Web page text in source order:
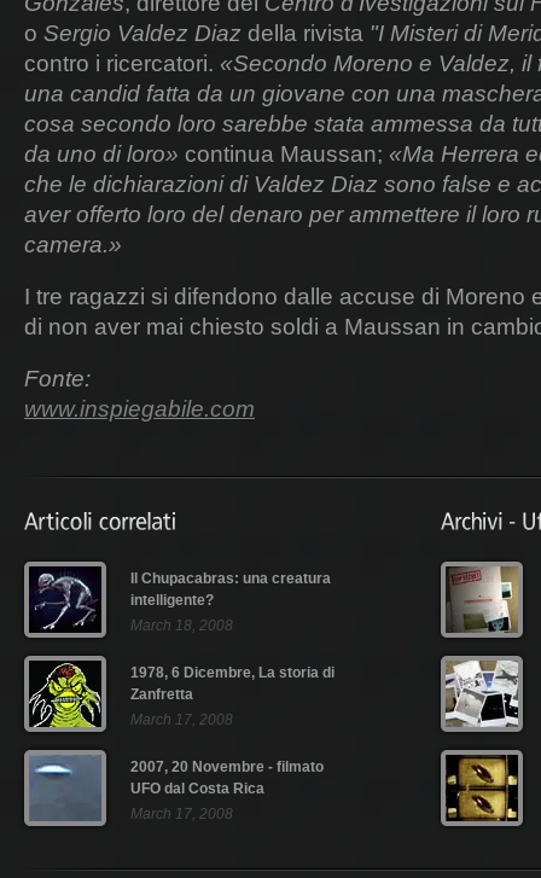
o Sergio Valdez Diaz della rivista "I Misteri di
contro i ricercatori. «Secondo Moreno e Valdez, il
una candid fatta da un giovane con una
cosa secondo loro sarebbe stata ammessa da
da uno di loro» continua Maussan; «Ma Herrera
che le dichiarazioni di Valdez Diaz sono false e
aver offerto loro del denaro per ammettere il loro
camera.»
I tre ragazzi si difendono dalle accuse di Moreno
di non aver mai chiesto soldi a Maussan in
Fonte:
www.inspiegabile.com
Il Chupacabras: una creatura
intelligente?
March 18, 2008
1978, 6 Dicembre, La storia di
Zanfretta
March 17, 2008
2007, 20 Novembre - filmato
UFO dal Costa Rica
March 17, 2008